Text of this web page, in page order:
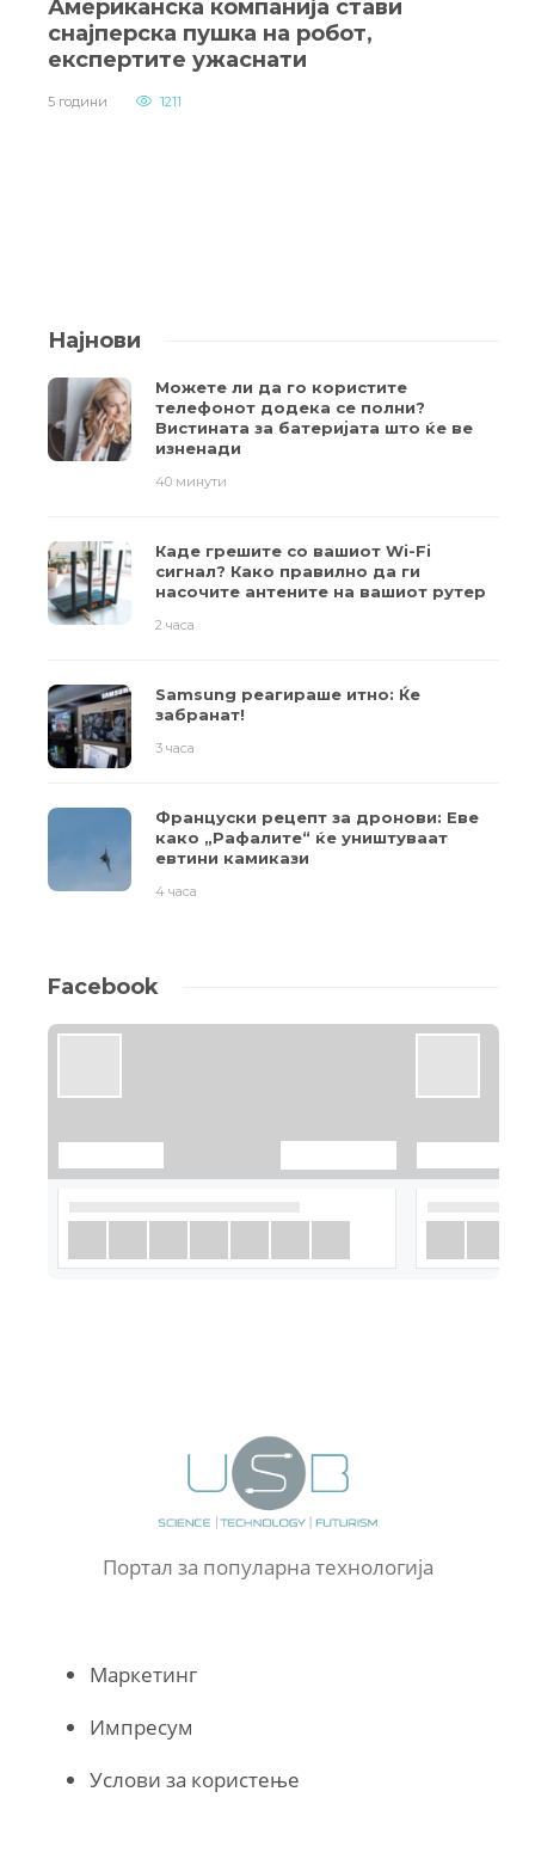
Американска компанија стави
снајперска пушка на робот,
експертите ужаснати
5 години 1211
Најнови
Можете ли да го користите
телефонот додека се полни?
Вистината за батеријата што ќе ве
изненади
40 минути
Каде грешите со вашиот Wi-Fi
сигнал? Како правилно да ги
насочите антените на вашиот рутер
2 часа
Samsung реагираше итно: Ќе
забранат!
3 часа
Француски рецепт за дронови: Еве
како „Рафалите“ ќе уништуваат
евтини камикази
4 часа
Facebook
Портал за популарна технологија
Маркетинг
Импресум
Услови за користење